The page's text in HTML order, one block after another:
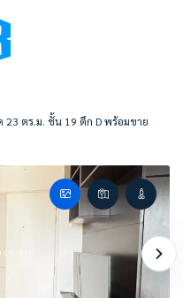
23 ตร.ม. ชั้น 19 ตึก D พร้อมขาย